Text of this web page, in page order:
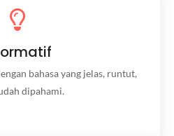
bahasa yang jelas, runtut,
dipahami.
bahasa yang jelas, runtut,
dipahami.